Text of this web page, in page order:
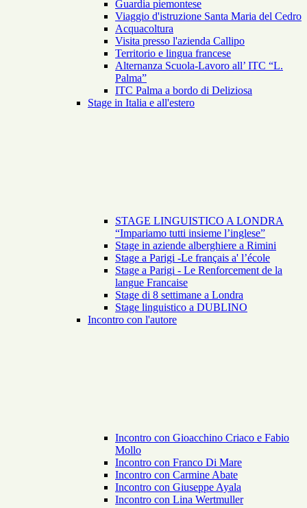
Guardia piemontese
Viaggio d'istruzione Santa Maria del Cedro
Acquacoltura
Visita presso l'azienda Callipo
Territorio e lingua francese
Alternanza Scuola-Lavoro all’ ITC “L.
Palma”
ITC Palma a bordo di Deliziosa
Stage in Italia e all'estero
STAGE LINGUISTICO A LONDRA
“Impariamo tutti insieme l’inglese”
Stage in aziende alberghiere a Rimini
Stage a Parigi -Le français a' l’école
Stage a Parigi - Le Renforcement de la
langue Francaise
Stage di 8 settimane a Londra
Stage linguistico a DUBLINO
Incontro con l'autore
Incontro con Gioacchino Criaco e Fabio
Mollo
Incontro con Franco Di Mare
Incontro con Carmine Abate
Incontro con Giuseppe Ayala
Incontro con Lina Wertmuller